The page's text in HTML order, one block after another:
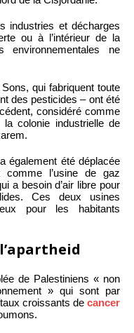
industries et décharges
ou à l’intérieur de la
environnementales ne
qui fabriquent toute
des pesticides – ont été
considéré comme
colonie industrielle de
également été déplacée
l’usine de gaz
a besoin d’air libre pour
Ces deux usines
pour les habitants
de Palestiniens « non
» qui sont par
croissants de cancer